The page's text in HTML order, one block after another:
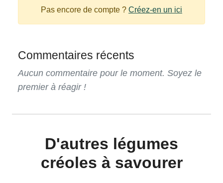
Pas encore de compte ? Créez-en un ici
Commentaires récents
Aucun commentaire pour le moment. Soyez le
premier à réagir !
D'autres légumes
créoles à savourer